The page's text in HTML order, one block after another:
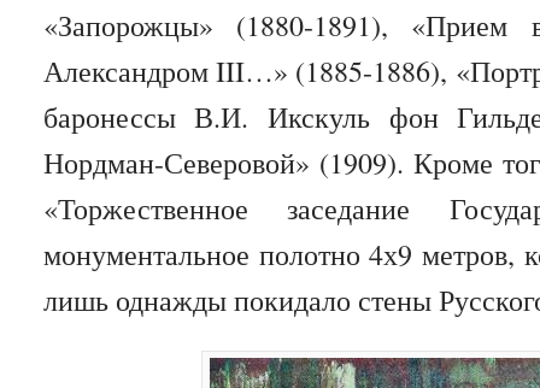
«Запорожцы» (1880-1891), «Прием
Александром III…» (1885-1886),
баронессы В.И. Икскуль фон
Нордман-Северовой» (1909). Кроме
«Торжественное заседание
монументальное полотно 4х9 метров,
лишь однажды покидало стены